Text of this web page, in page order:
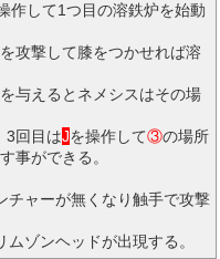
作して1つ目の溶鉄炉を始動
攻撃して膝をつかせれば溶
与えるとネメシスはその場
3回目はJを操作して③の場所
事ができる。
チャーが無くなり触手で攻撃
ゾンヘッドが出現する。